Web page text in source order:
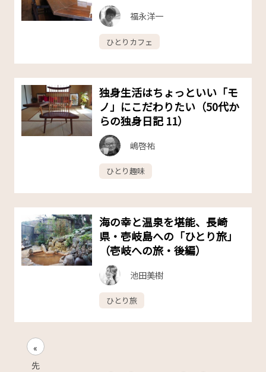
福永洋一
ひとりカフェ
独身生活はちょっといい「モ
ノ」にこだわりたい（50代か
らの独身日記 11）
嶋啓祐
ひとり趣味
海の幸と温泉を堪能、長崎
県・壱岐島への「ひとり旅」
（壱岐への旅・後編）
池田美樹
ひとり旅
«
先